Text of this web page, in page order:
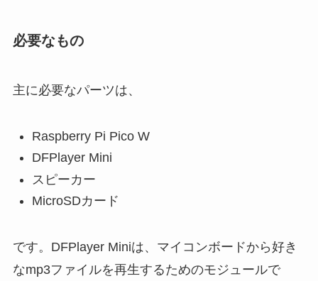
必要なもの
主に必要なパーツは、
Raspberry Pi Pico W
DFPlayer Mini
スピーカー
MicroSDカード
です。DFPlayer Miniは、マイコンボードから好き
なmp3ファイルを再生するためのモジュールで